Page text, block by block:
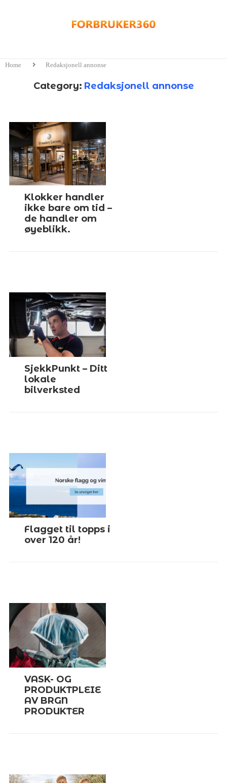
Home Redaksjonell annonse
Category: Redaksjonell annonse
Klokker handler
ikke bare om tid –
de handler om
øyeblikk.
SjekkPunkt – Ditt
lokale
bilverksted
Flagget til topps i
over 120 år!
VASK- OG
PRODUKTPLEIE
AV BRGN
PRODUKTER